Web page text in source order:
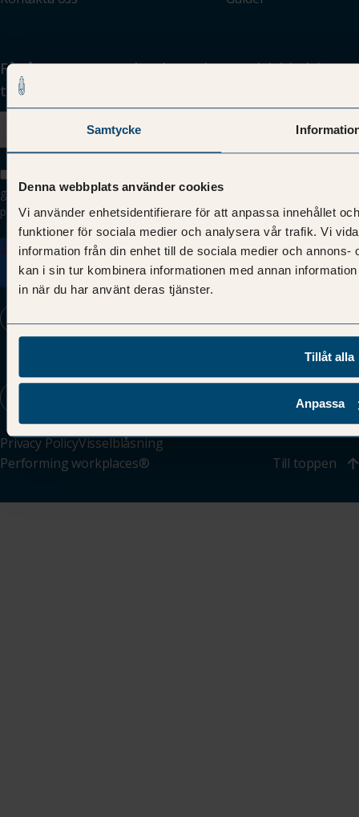
Samtycke
Denna webbplats använder cookies
Vi använder enhetsidentifierare för att anpassa innehållet
funktioner för sociala medier och analysera vår trafik. Vi
information från din enhet till de sociala medier och
kan i sin tur kombinera informationen med annan
in när du har använt deras tjänster.
Tillåt alla
Anpassa
Få våra senaste marknadsspaningar och inbjudningar
till din inkorg
godkänner att Tenant & Partner lagrar och hanterar mina
personuppgifter samt skickar mig e-post.
Privacy PolicyVisselblåsning
Performing workplaces®
Till toppen